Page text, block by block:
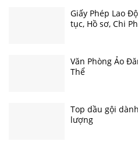
Giấy Phép Lao
tục, Hồ sơ, Chi
Văn Phòng Ảo
Thể
Top dầu gội
lượng